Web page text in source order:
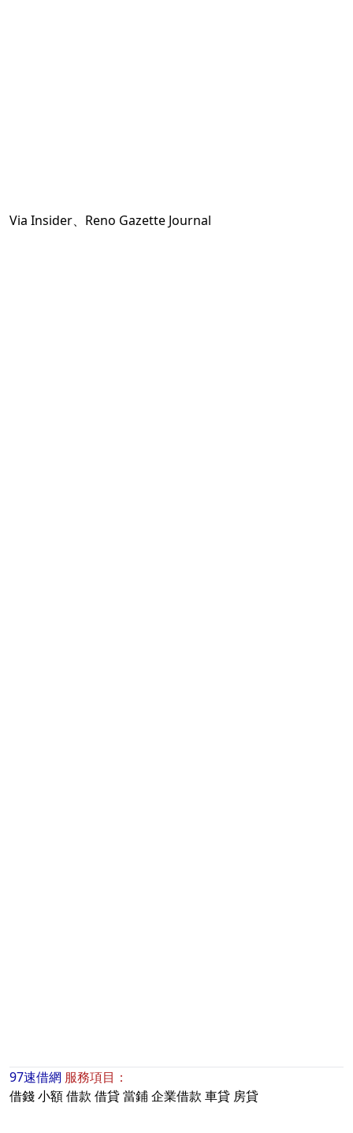
Via Insider、 Reno Gazette Journal
97速借網 服務項目：
借錢小額借款 借貸當鋪企業借款 車貸 房貸